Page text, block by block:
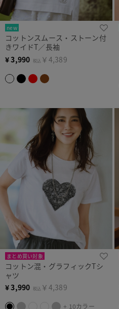
new
コットンスムース・ストーン付
きワイドT／長袖
¥3,990 税込 ￥4,389
まとめ買い対象
コットン混・グラフィックTシ
ャツ
¥3,990 税込 ￥4,389
+ 10カラー